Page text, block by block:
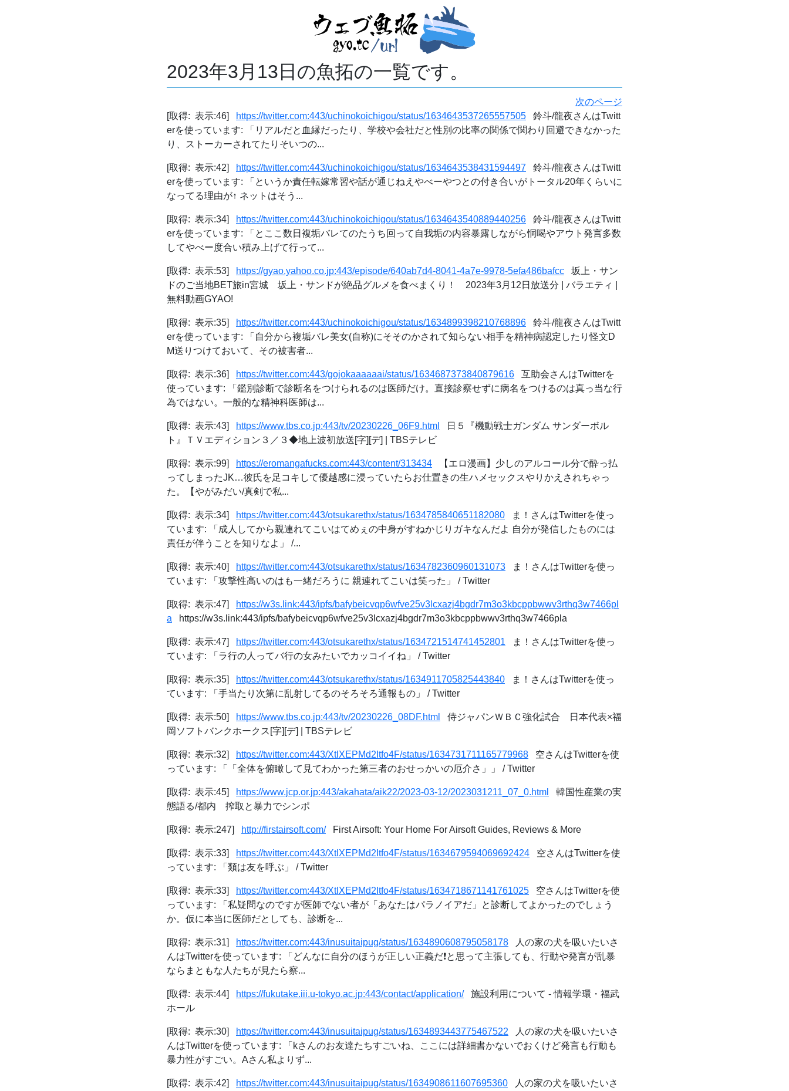
2023年3月13日の魚拓の一覧です。
次のページ
[取得: 表示:46]
https://twitter.com:443/uchinokoichigou/status/1634643537265557505 鈴斗/龍夜さんはTwitt
erを使っています: 「リアルだと血縁だったり、学校や会社だと性別の比率の関係で関わり回避できなかった
り、ストーカーされてたりそいつの...
[取得: 表示:42] https://twitter.com:443/uchinokoichigou/status/1634643538431594497 鈴斗/龍夜さんはTwitt
erを使っています: 「というか責任転嫁常習や話が通じねえやべーやつとの付き合いがトータル20年くらいに
なってる理由が↑ ネットはそう...
[取得: 表示:34] https://twitter.com:443/uchinokoichigou/status/1634643540889440256 鈴斗/龍夜さんはTwitt
erを使っています: 「とここ数日複垢バレてのたうち回って自我垢の内容暴露しながら恫喝やアウト発言多数
してやべー度合い積み上げて行って...
[取得: 表示:53] https://gyao.yahoo.co.jp:443/episode/640ab7d4-8041-4a7e-9978-5efa486bafcc 坂上・サン
ドのご当地BET旅in宮城 坂上・サンドが絶品グルメを食べまくり！ 2023年3月12日放送分 | バラエティ |
無料動画GYAO!
[取得: 表示:35] https://twitter.com:443/uchinokoichigou/status/1634899398210768896 鈴斗/龍夜さんはTwitt
erを使っています: 「自分から複垢バレ美女(自称)にそそのかされて知らない相手を精神病認定したり怪文D
M送りつけておいて、その被害者...
[取得: 表示:36] https://twitter.com:443/gojokaaaaaai/status/1634687373840879616 互助会さんはTwitterを
使っています: 「鑑別診断で診断名をつけられるのは医師だけ。直接診察せずに病名をつけるのは真っ当な行
為ではない。一般的な精神科医師は...
[取得: 表示:43] https://www.tbs.co.jp:443/tv/20230226_06F9.html
日５『機動戦士ガンダム サンダーボル
ト』ＴＶエディション３／３◆地上波初放送[字][デ] | TBSテレビ
[取得: 表示:99] https://eromangafucks.com:443/content/313434 【エロ漫画】少しのアルコール分で酔っ払
ってしまったJK…彼氏を足コキして優越感に浸っていたらお仕置きの生ハメセックスやりかえされちゃっ
た。【やがみだい/真剣で私...
[取得: 表示:34] https://twitter.com:443/otsukarethx/status/1634785840651182080 ま！さんはTwitterを使っ
ています: 「成人してから親連れてこいはてめぇの中身がすねかじりガキなんだよ 自分が発信したものには
責任が伴うことを知りなよ」 /...
[取得: 表示:40] https://twitter.com:443/otsukarethx/status/1634782360960131073 ま！さんはTwitterを使っ
ています: 「攻撃性高いのはも一緒だろうに 親連れてこいは笑った」 / Twitter
[取得: 表示:47]
https://w3s.link:443/ipfs/bafybeicvqp6wfve25v3lcxazj4bgdr7m3o3kbcppbwwv3rthq3w7466pl
a https://w3s.link:443/ipfs/bafybeicvqp6wfve25v3lcxazj4bgdr7m3o3kbcppbwwv3rthq3w7466pla
[取得: 表示:47] https://twitter.com:443/otsukarethx/status/1634721514741452801 ま！さんはTwitterを使っ
ています: 「ラ行の人ってバ行の女みたいでカッコイイね」 / Twitter
[取得: 表示:35] https://twitter.com:443/otsukarethx/status/1634911705825443840 ま！さんはTwitterを使っ
ています: 「手当たり次第に乱射してるのそろそろ通報もの」 / Twitter
[取得: 表示:50] https://www.tbs.co.jp:443/tv/20230226_08DF.html
侍ジャパンＷＢＣ強化試合 日本代表×福
岡ソフトバンクホークス[字][デ] | TBSテレビ
[取得: 表示:32] https://twitter.com:443/XtlXEPMd2Itfo4F/status/1634731711165779968 空さんはTwitterを使
っています: 「「全体を俯瞰して見てわかった第三者のおせっかいの厄介さ」」 / Twitter
[取得: 表示:45] https://www.jcp.or.jp:443/akahata/aik22/2023-03-12/2023031211_07_0.html
韓国性産業の実
態語る/都内 搾取と暴力でシンポ
[取得: 表示:247] http://firstairsoft.com/First Airsoft: Your Home For Airsoft Guides, Reviews & More
[取得: 表示:33] https://twitter.com:443/XtlXEPMd2Itfo4F/status/1634679594069692424 空さんはTwitterを使
っています: 「類は友を呼ぶ」 / Twitter
[取得: 表示:33] https://twitter.com:443/XtlXEPMd2Itfo4F/status/1634718671141761025 空さんはTwitterを使
っています: 「私疑問なのですが医師でない者が「あなたはパラノイアだ」と診断してよかったのでしょう
か。仮に本当に医師だとしても、診断を...
[取得: 表示:31] https://twitter.com:443/inusuitaipug/status/1634890608795058178 人の家の犬を吸いたいさ
んはTwitterを使っています: 「どんなに自分のほうが正しい正義だ❗️と思って主張しても、行動や発言が乱暴
ならまともな人たちが見たら察...
[取得: 表示:44] https://fukutake.iii.u-tokyo.ac.jp:443/contact/application/施設利用について - 情報学環・福武
ホール
[取得: 表示:30] https://twitter.com:443/inusuitaipug/status/1634893443775467522 人の家の犬を吸いたいさ
んはTwitterを使っています: 「kさんのお友達たちすごいね、ここには詳細書かないでおくけど発言も行動も
暴力性がすごい。Aさん私よりず...
[取得: 表示:42] https://twitter.com:443/inusuitaipug/status/1634908611607695360 人の家の犬を吸いたいさ